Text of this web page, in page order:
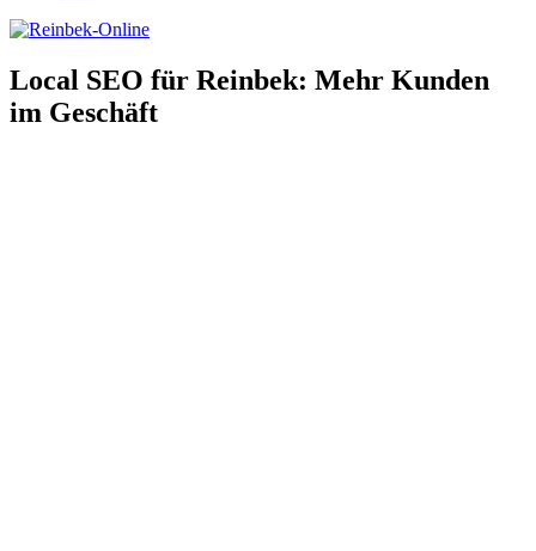
Local SEO für Reinbek: Mehr Kunden
im Geschäft